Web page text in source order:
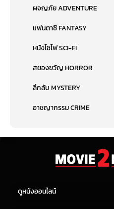
ผจญภัย ADVENTURE
แฟนตาซี FANTASY
หนังไซไฟ SCI-FI
สยองขวัญ HORROR
ลึกลับ MYSTERY
อาชญากรรม CRIME
ดูหนังออนไลน์